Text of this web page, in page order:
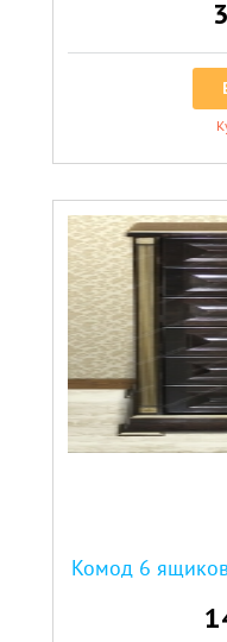
Комод 6 ящиков